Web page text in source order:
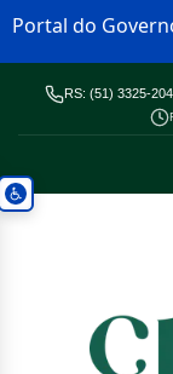
Portal do
RS: (51) 3325-